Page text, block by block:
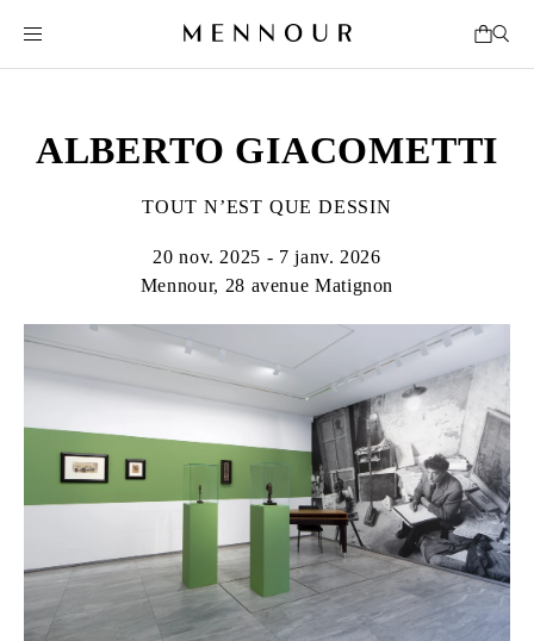
ALBERTO GIACOMETTI
TOUT N’EST QUE DESSIN
20 nov. 2025 - 7 janv. 2026
Mennour, 28 avenue Matignon